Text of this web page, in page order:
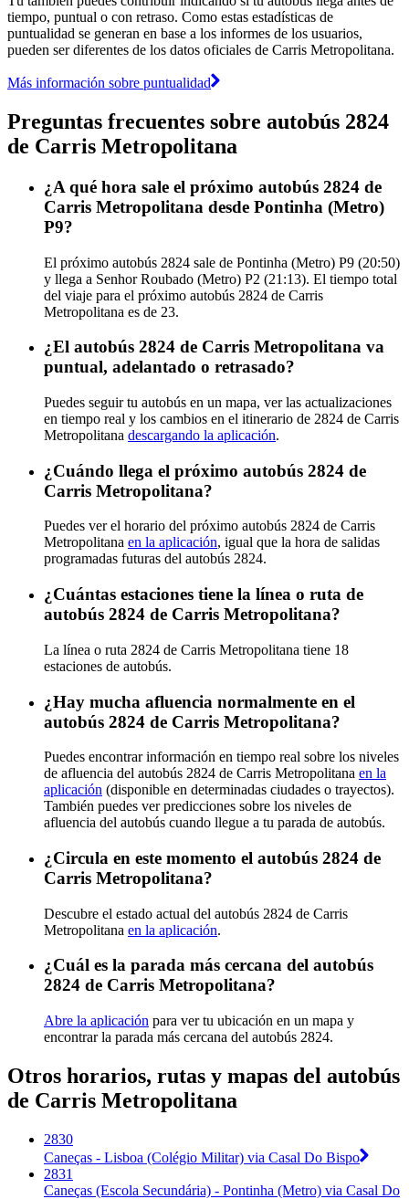
tiempo, puntual o con retraso. Como estas estadísticas de
puntualidad se generan en base a los informes de los usuarios,
pueden ser diferentes de los datos oficiales de Carris Metropolitana.
Más información sobre puntualidad
Preguntas frecuentes sobre autobús 2824
de Carris Metropolitana
¿A qué hora sale el próximo autobús 2824 de
Carris Metropolitana desde Pontinha (Metro)
P9?
El próximo autobús 2824 sale de Pontinha (Metro) P9 (20:50)
y llega a Senhor Roubado (Metro) P2 (21:13). El tiempo total
del viaje para el próximo autobús 2824 de Carris
Metropolitana es de 23.
¿El autobús 2824 de Carris Metropolitana va
puntual, adelantado o retrasado?
Puedes seguir tu autobús en un mapa, ver las actualizaciones
en tiempo real y los cambios en el itinerario de 2824 de Carris
Metropolitana descargando la aplicación.
¿Cuándo llega el próximo autobús 2824 de
Carris Metropolitana?
Puedes ver el horario del próximo autobús 2824 de Carris
Metropolitana en la aplicación, igual que la hora de salidas
programadas futuras del autobús 2824.
¿Cuántas estaciones tiene la línea o ruta de
autobús 2824 de Carris Metropolitana?
La línea o ruta 2824 de Carris Metropolitana tiene 18
estaciones de autobús.
¿Hay mucha afluencia normalmente en el
autobús 2824 de Carris Metropolitana?
Puedes encontrar información en tiempo real sobre los niveles
de afluencia del autobús 2824 de Carris Metropolitana en la
aplicación (disponible en determinadas ciudades o trayectos).
También puedes ver predicciones sobre los niveles de
afluencia del autobús cuando llegue a tu parada de autobús.
¿Circula en este momento el autobús 2824 de
Carris Metropolitana?
Descubre el estado actual del autobús 2824 de Carris
Metropolitana en la aplicación.
¿Cuál es la parada más cercana del autobús
2824 de Carris Metropolitana?
Abre la aplicación para ver tu ubicación en un mapa y
encontrar la parada más cercana del autobús 2824.
Otros horarios, rutas y mapas del autobús
de Carris Metropolitana
2830
Caneças - Lisboa (Colégio Militar) via Casal Do Bispo
2831
Caneças (Escola Secundária) - Pontinha (Metro) via Casal Do